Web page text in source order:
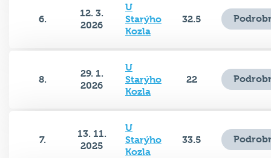
6.
12. 3.
2026
U
Starýho
Kozla
32.5
8.
29. 1.
2026
U
Starýho
Kozla
22
7.
13. 11.
2025
U
Starýho
Kozla
33.5